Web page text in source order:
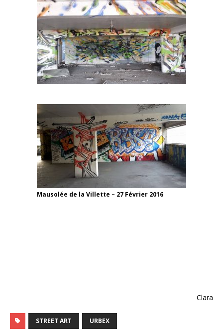
Mausolée de la Villette – 27 Février 2016
Clara
STREET ART URBEX